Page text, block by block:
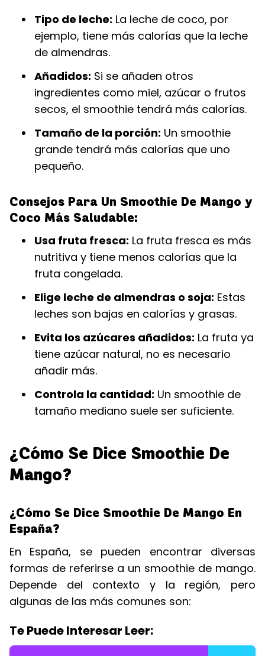
Tipo de leche: La leche de coco, por
ejemplo, tiene más calorías que la leche
de almendras.
Añadidos: Si se añaden otros
ingredientes como miel, azúcar o frutos
secos, el smoothie tendrá más calorías.
Tamaño de la porción: Un smoothie
grande tendrá más calorías que uno
pequeño.
Consejos Para Un Smoothie De Mango y
Coco Más Saludable:
Usa fruta fresca: La fruta fresca es más
nutritiva y tiene menos calorías que la
fruta congelada.
Elige leche de almendras o soja: Estas
leches son bajas en calorías y grasas.
Evita los azúcares añadidos: La fruta ya
tiene azúcar natural, no es necesario
añadir más.
Controla la cantidad: Un smoothie de
tamaño mediano suele ser suficiente.
¿Cómo Se Dice Smoothie De
Mango?
¿Cómo Se Dice Smoothie De Mango En
España?
En España, se pueden encontrar diversas
formas de referirse a un smoothie de mango.
Depende del contexto y la región, pero
algunas de las más comunes son:
Te Puede Interesar Leer: